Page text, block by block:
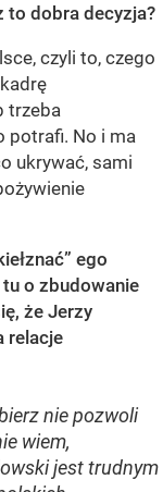
to dobra decyzja?
czyli to, czego
trzeba
potrafi. No i ma
ukrywać, sami
ego
o zbudowanie
że Jerzy
relacje
nie pozwoli
wiem,
jest trudnym